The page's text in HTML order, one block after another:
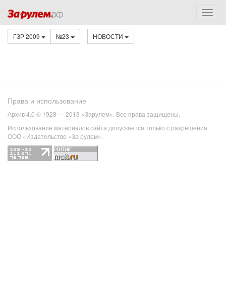
ГЗР 2009 №23 НОВОСТИ
Права и использование
Архив 4.0 © 1928 — 2013 «Зарулем». Все права защищены.
Использование материалов сайта допускается только с разрешения
ООО «Издательство «За рулем».